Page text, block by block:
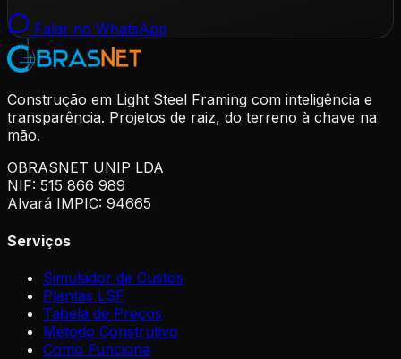
Falar no WhatsApp
Construção em Light Steel Framing com inteligência e
transparência. Projetos de raiz, do terreno à chave na
mão.
OBRASNET UNIP LDA
NIF: 515 866 989
Alvará IMPIC: 94665
Serviços
Simulador de Custos
Plantas LSF
Tabela de Preços
Método Construtivo
Como Funciona